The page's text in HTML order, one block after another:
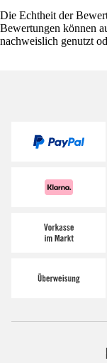
Die Echtheit der
Bewertungen können
nachweislich genutzt